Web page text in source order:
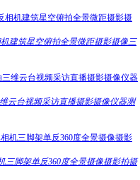
建筑星空俯拍全景微距摄影摄像三
云台视频采访直播摄影摄像仪器测
三脚架单反360度全景摄像摄影拍摄